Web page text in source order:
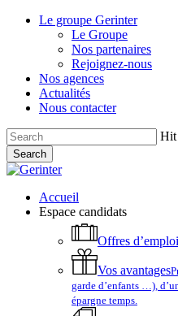
Skip
Le groupe Gerinter
Le Groupe
Nos partenaires
Rejoignez-nous
Nos agences
Actualités
Nous contacter
Hit
Search
Close
account
Menu
Accueil
Espace candidats
Offres d’emploi
Vos avantages
garde d’enfants …),
épargne temps.